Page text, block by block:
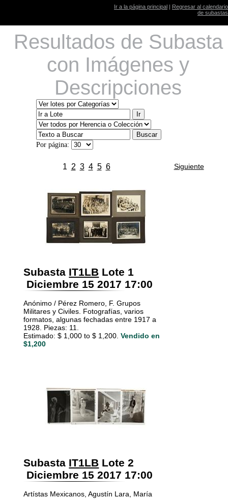
Ir a la página principal | Regresar al calendario
de subastas
Resultados de Subasta
con Imágenes y
Descripciones
Por página:
1 2 3 4 5 6 Siguiente
Subasta IT1LB Lote 1
Diciembre 15 2017 17:00
Anónimo / Pérez Romero, F. Grupos
Militares y Civiles. Fotografías, varios
formatos, algunas fechadas entre 1917 a
1928. Piezas: 11.
Estimado: $ 1,000 to $ 1,200. Vendido en
$1,200
Subasta IT1LB Lote 2
Diciembre 15 2017 17:00
Artístas Mexicanos, Agustín Lara, María